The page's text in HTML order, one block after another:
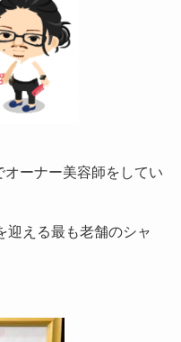
オーナー美容師をしてい
迎える最も老舗のシャ